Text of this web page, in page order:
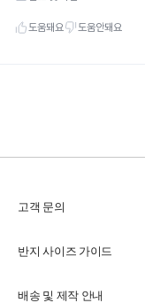
고객 문의
반지 사이즈 가이드
배송 및 제작 안내